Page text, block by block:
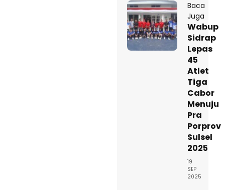
Baca
Juga
Wabup
Sidrap
Lepas
45
Atlet
Tiga
Cabor
Menuju
Pra
Porprov
Sulsel
2025
19
SEP
2025